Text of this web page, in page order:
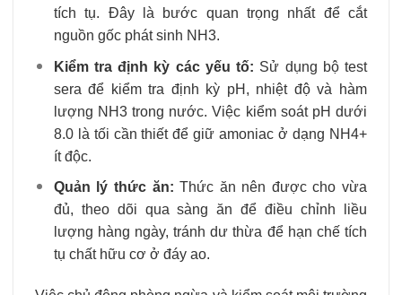
tích tụ. Đây là bước quan trọng nhất để cắt
nguồn gốc phát sinh NH3​.
Kiểm tra định kỳ các yếu tố: Sử dụng bộ test
sera để kiểm tra định kỳ pH, nhiệt độ và hàm
lượng NH3​ trong nước. Việc kiểm soát pH dưới
8.0 là tối cần thiết để giữ amoniac ở dạng NH4+​
ít độc.
Quản lý thức ăn: Thức ăn nên được cho vừa
đủ, theo dõi qua sàng ăn để điều chỉnh liều
lượng hàng ngày, tránh dư thừa để hạn chế tích
tụ chất hữu cơ ở đáy ao.